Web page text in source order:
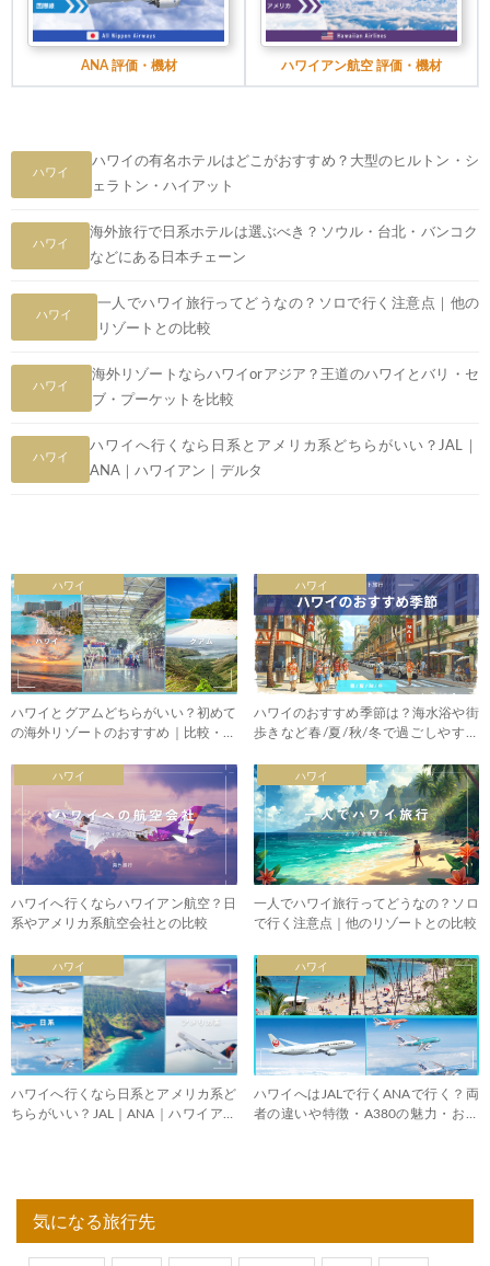
ANA 評価・機材 ハワイアン航空 評価・機材
ハワイ
ハワイの有名ホテルはどこがおすすめ？大型のヒルトン・シ
ェラトン・ハイアット
ハワイ
海外旅行で日系ホテルは選ぶべき？ソウル・台北・バンコク
などにある日本チェーン
ハワイ
一人でハワイ旅行ってどうなの？ソロで行く注意点｜他の
リゾートとの比較
ハワイ
海外リゾートならハワイorアジア？王道のハワイとバリ・セ
ブ・プーケットを比較
ハワイ
ハワイへ行くなら日系とアメリカ系どちらがいい？JAL｜
ANA｜ハワイアン｜デルタ
ハワイ
ハワイとグアムどちらがいい？初めて
の海外リゾートのおすすめ｜比較・違
ハワイ
ハワイのおすすめ季節は？海水浴や街
歩きなど春/夏/秋/冬で過ごしやすい
ハワイ
ハワイへ行くならハワイアン航空？日
系やアメリカ系航空会社との比較
ハワイ
一人でハワイ旅行ってどうなの？ソロ
で行く注意点｜他のリゾートとの比較
ハワイ
ハワイへ行くなら日系とアメリカ系ど
ちらがいい？JAL｜ANA｜ハワイアン
ハワイ
ハワイへはJALで行くANAで行く？両
者の違いや特徴・A380の魅力・おす
気になる旅行先